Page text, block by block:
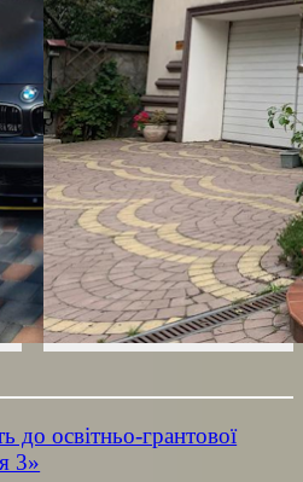
до освітньо-грантової
3»